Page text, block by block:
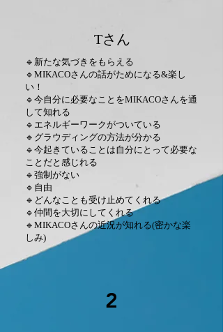
Tさん
🔹新たな気づきをもらえる
🔹MIKACOさんの話がためになる&楽し
い！
🔹今自分に必要なことをMIKACOさんを通
して知れる
🔹エネルギーワークがついている
🔹グラウディングの方法が分かる
🔹今起きていることは自分にとって必要な
ことだと感じれる
🔹強制がない
🔹自由
🔹どんなことも受け止めてくれる
🔹仲間を大切にしてくれる
🔹MIKACOさんの近況が知れる(密かな楽
しみ)
2